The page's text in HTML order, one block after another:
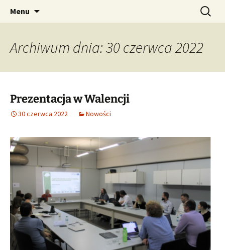
ARSC
Augmented Reality for Stone Cladding Safe
Assembling Operation
Menu Szukaj:
Archiwum dnia: 30 czerwca 2022
Prezentacja w Walencji
30 czerwca 2022 Nowości